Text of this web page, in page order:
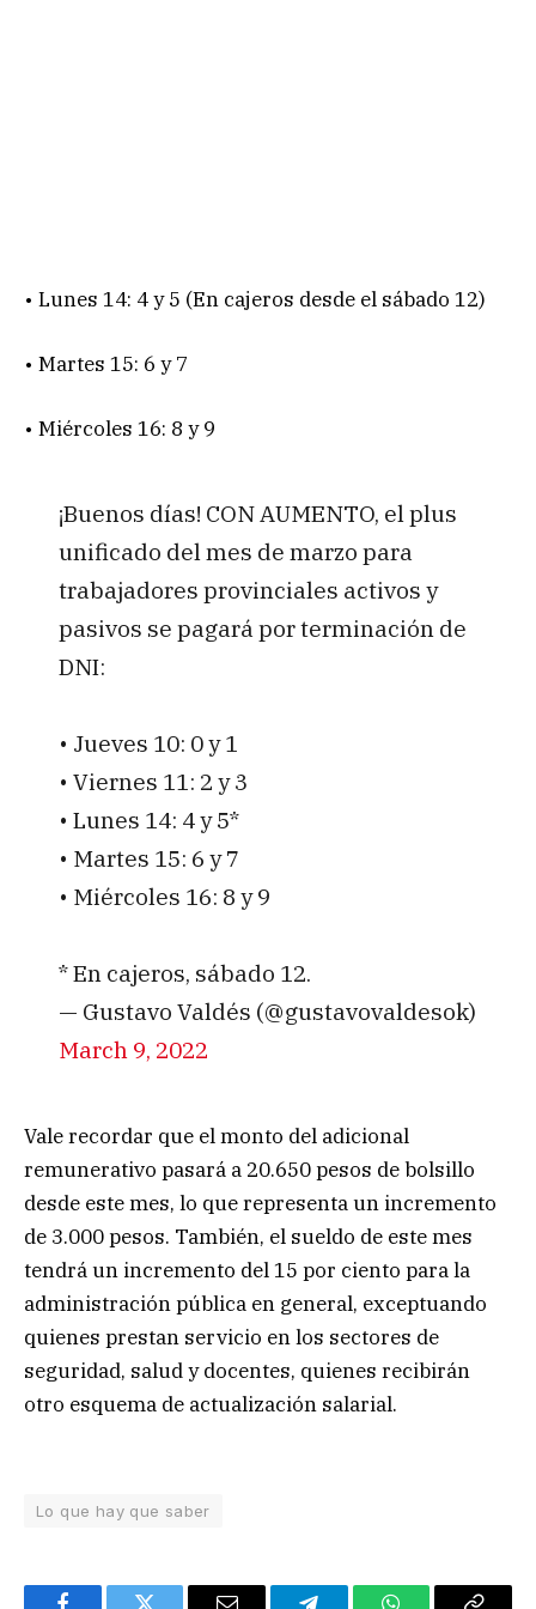
• Lunes 14: 4 y 5 (En cajeros desde el sábado 12)
• Martes 15: 6 y 7
• Miércoles 16: 8 y 9
¡Buenos días! CON AUMENTO, el plus
unificado del mes de marzo para
trabajadores provinciales activos y
pasivos se pagará por terminación de
DNI:
• Jueves 10: 0 y 1
• Viernes 11: 2 y 3
• Lunes 14: 4 y 5*
• Martes 15: 6 y 7
• Miércoles 16: 8 y 9
* En cajeros, sábado 12.
— Gustavo Valdés (@gustavovaldesok)
March 9, 2022
Vale recordar que el monto del adicional
remunerativo pasará a 20.650 pesos de bolsillo
desde este mes, lo que representa un incremento
de 3.000 pesos. También, el sueldo de este mes
tendrá un incremento del 15 por ciento para la
administración pública en general, exceptuando
quienes prestan servicio en los sectores de
seguridad, salud y docentes, quienes recibirán
otro esquema de actualización salarial.
Lo que hay que saber